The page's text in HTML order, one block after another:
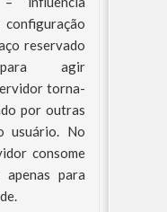
configuração
reservado
agir
torna-
por outras
usuário. No
consome
para